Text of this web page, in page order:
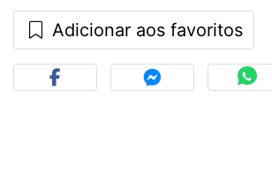
Adicionar aos favoritos